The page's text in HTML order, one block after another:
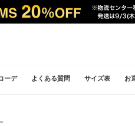
ーデ よくある質問 サイズ表 お